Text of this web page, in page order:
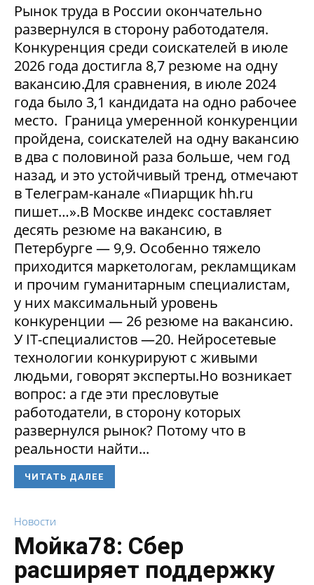
Рынок труда в России окончательно
развернулся в сторону работодателя.
Конкуренция среди соискателей в июле
2026 года достигла 8,7 резюме на одну
вакансию.Для сравнения, в июле 2024
года было 3,1 кандидата на одно рабочее
место. Граница умеренной конкуренции
пройдена, соискателей на одну вакансию
в два с половиной раза больше, чем год
назад, и это устойчивый тренд, отмечают
в Телеграм-канале «Пиарщик hh.ru
пишет…».В Москве индекс составляет
десять резюме на вакансию, в
Петербурге — 9,9. Особенно тяжело
приходится маркетологам, рекламщикам
и прочим гуманитарным специалистам,
у них максимальный уровень
конкуренции — 26 резюме на вакансию.
У IT-специалистов —20. Нейросетевые
технологии конкурируют с живыми
людьми, говорят эксперты.Но возникает
вопрос: а где эти пресловутые
работодатели, в сторону которых
развернулся рынок? Потому что в
реальности найти...
ЧИТАТЬ ДАЛЕЕ
Новости
Мойка78: Сбер
расширяет поддержку